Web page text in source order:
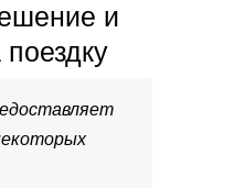
и